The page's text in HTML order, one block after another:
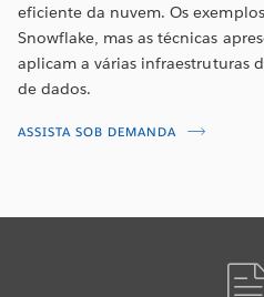
eficiente da nuvem. Os
Snowflake, mas as técnicas
aplicam a várias infraestruturas
de dados.
ASSISTA SOB DEMANDA